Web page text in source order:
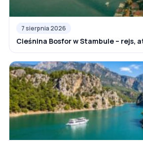
7 sierpnia 2026
Cieśnina Bosfor w Stambule – rejs,